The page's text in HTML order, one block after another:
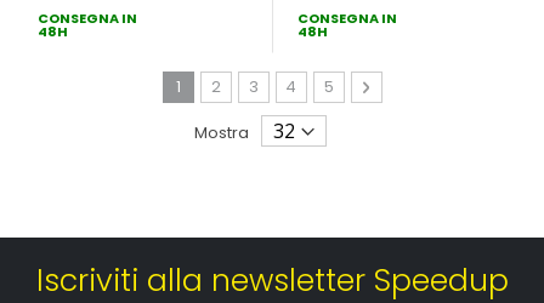
CONSEGNA IN
48H
CONSEGNA IN
48H
Pagina
Attualmente stai leggendo la pagina
1 Pagina
2 Pagina
3 Pagina
4 Pagina
5 Pagina
Avanti
Mostra
Iscriviti alla newsletter Speedup